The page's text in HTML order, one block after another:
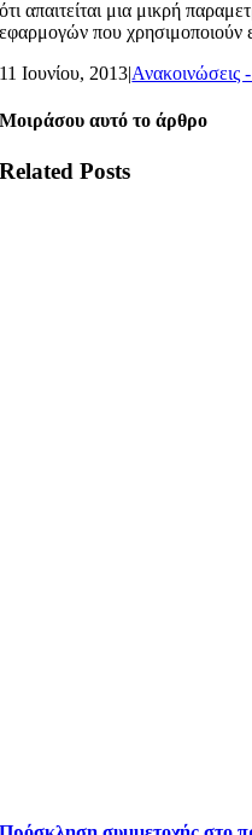
ότι απαιτείται μια μικρή
εφαρμογών που χρησιμοποιούν
11 Ιουνίου, 2013|Ανακοινώσεις
Μοιράσου αυτό το άρθρο
Related Posts